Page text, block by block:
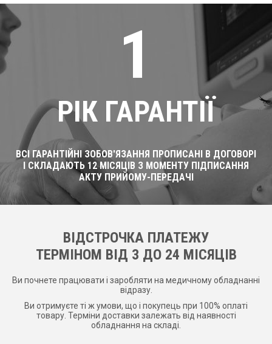
1
РІК ГАРАНТІЇ
ВСІ ГАРАНТІЙНІ ЗОБОВ'ЯЗАННЯ ПРОПИСАНІ В ДОГОВОРІ
І СКЛАДАЮТЬ 12 МІСЯЦІВ З МОМЕНТУ ПІДПИСАННЯ
АКТУ ПРИЙОМУ-ПЕРЕДАЧІ
ВІДСТРОЧКА ПЛАТЕЖУ
ТЕРМІНОМ ВІД 3 ДО 24 МІСЯЦІВ
Ви почнете працювати і заробляти на медичному обладнанні
відразу.
Ви отримуєте ті ж умови, що і покупець при 100% оплаті
товару. Терміни доставки залежать від наявності
обладнання на складі.